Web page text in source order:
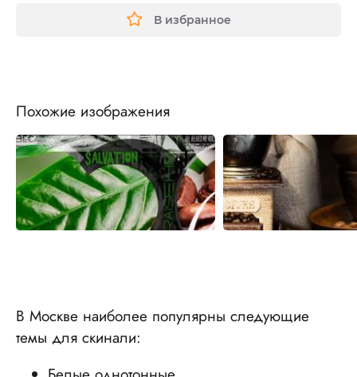
В избранное
Похожие изображения
В Москве наиболее популярны следующие
темы для скинали: